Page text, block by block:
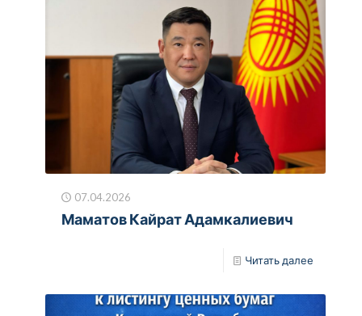
07.04.2026
Маматов Кайрат Адамкалиевич
Читать далее